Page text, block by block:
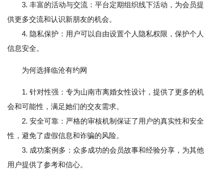
3. 丰富的活动与交流：平台定期组织线下活动，为会员提
供更多交流和认识新朋友的机会。
4. 隐私保护：用户可以自由设置个人隐私权限，保护个人
信息安全。
为何选择临沧有约网
1. 针对性强：专为山南市离婚女性设计，提供了更多的机
会和可能性，满足她们的交友需求。
2. 安全可靠：严格的审核机制保证了用户的真实性和安全
性，避免了虚假信息和诈骗的风险。
3. 成功案例多：众多成功的会员故事和经验分享，为其他
用户提供了参考和信心。